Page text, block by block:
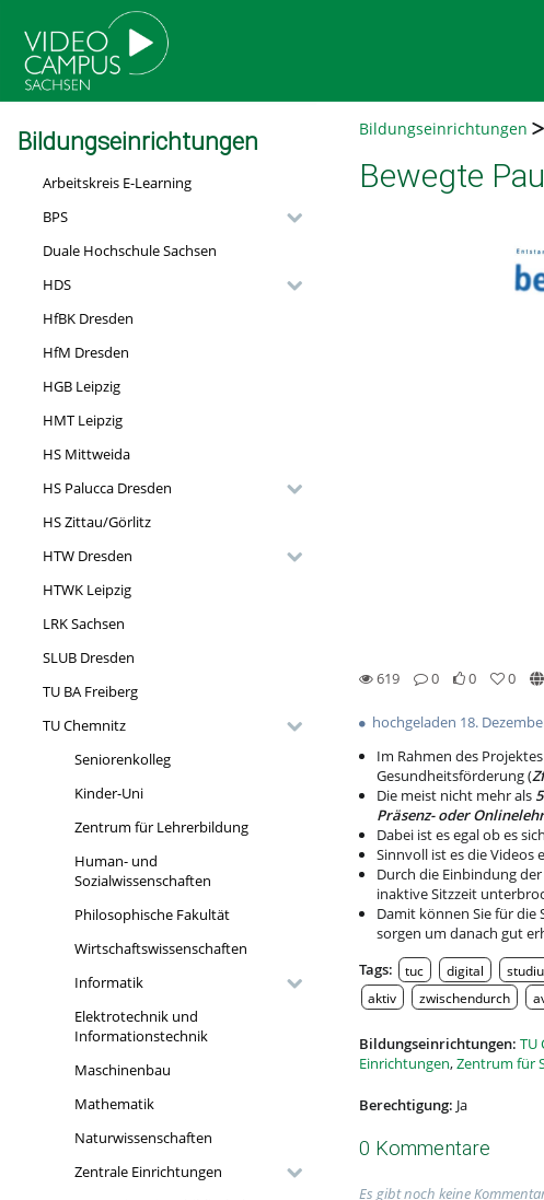
Bildungseinrichtungen
Arbeitskreis E-Learning
BPS
Duale Hochschule Sachsen
HDS
HfBK Dresden
HfM Dresden
HGB Leipzig
HMT Leipzig
HS Mittweida
HS Palucca Dresden
HS Zittau/Görlitz
HTW Dresden
HTWK Leipzig
LRK Sachsen
SLUB Dresden
TU BA Freiberg
TU Chemnitz
Seniorenkolleg
Kinder-Uni
Zentrum für Lehrerbildung
Human- und
Sozialwissenschaften
Philosophische Fakultät
Wirtschaftswissenschaften
Informatik
Elektrotechnik und
Informationstechnik
Maschinenbau
Mathematik
Naturwissenschaften
Zentrale Einrichtungen
Bildungseinrichtungen
Bewegte
619
0
0
0
hochgeladen 18.
Im Rahmen des
Gesundheitsförderung (
Die meist nicht mehr als
Präsenz- oder
Dabei ist es egal ob es
Sinnvoll ist es die
Durch die Einbindung der
inaktive Sitzzeit
Damit können Sie für
sorgen um danach gut
Tags:
tuc digital
aktiv
zwischendurch
Bildungseinrichtungen: TU
Einrichtungen,Zentrum für
Berechtigung: Ja
0 Kommentare
Es gibt noch keine